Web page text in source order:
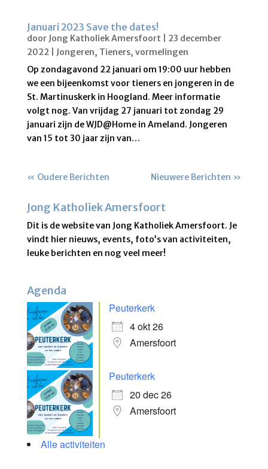
Januari 2023 Save the dates!
door Jong Katholiek Amersfoort
23 december
2022| Jongeren, Tieners, vormelingen
Op zondagavond 22 januari om 19:00 uur hebben
we een bijeenkomst voor tieners en jongeren in de
St. Martinuskerk in Hoogland. Meer informatie
volgt nog. Van vrijdag 27 januari tot zondag 29
januari zijn de WJD@Home in Ameland. Jongeren
van 15 tot 30 jaar zijn van…
« Oudere Berichten Nieuwere Berichten »
Jong Katholiek Amersfoort
Dit is de website van Jong Katholiek Amersfoort. Je
vindt hier nieuws, events, foto’s van activiteiten,
leuke berichten en nog veel meer!
Agenda
Peuterkerk
4 okt 26
Amersfoort
Peuterkerk
20 dec 26
Amersfoort
Alle activiteiten